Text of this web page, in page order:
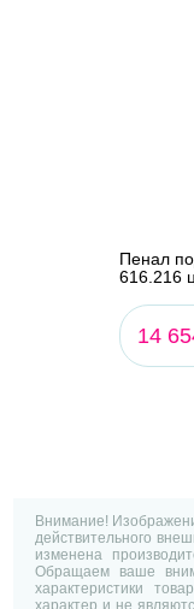
Пенал
616.216
14
Внимание!
действительного
изменена
Обращаем ваше
характеристики
характер и не